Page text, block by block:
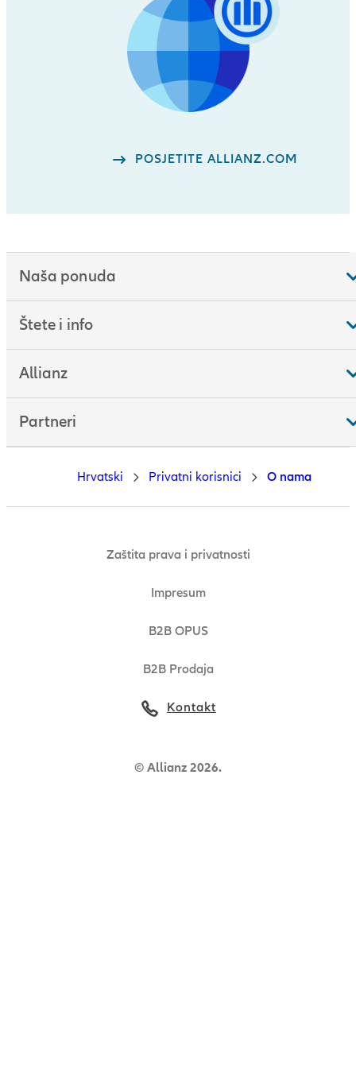
POSJETITE ALLIANZ.COM
Naša ponuda
Štete i info
Allianz
Partneri
Zaštita prava i privatnosti
Impresum
B2B OPUS
B2B Prodaja
© Allianz 2026.
Kontakt
Hrvatski Privatni korisnici O nama